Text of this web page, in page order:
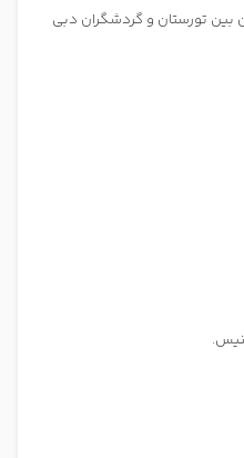
تورستان و گردشگران دبی